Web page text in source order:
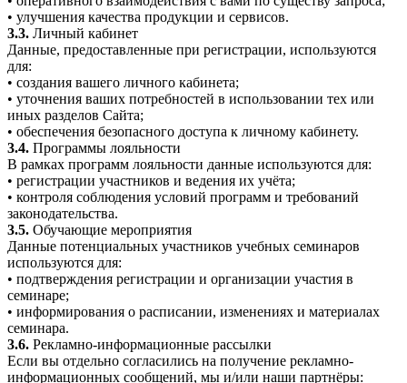
• улучшения качества продукции и сервисов.
3.3. Личный кабинет
Данные, предоставленные при регистрации, используются
для:
• создания вашего личного кабинета;
• уточнения ваших потребностей в использовании тех или
иных разделов Сайта;
• обеспечения безопасного доступа к личному кабинету.
3.4. Программы лояльности
В рамках программ лояльности данные используются для:
• регистрации участников и ведения их учёта;
• контроля соблюдения условий программ и требований
законодательства.
3.5. Обучающие мероприятия
Данные потенциальных участников учебных семинаров
используются для:
• подтверждения регистрации и организации участия в
семинаре;
• информирования о расписании, изменениях и материалах
семинара.
3.6. Рекламно-информационные рассылки
Если вы отдельно согласились на получение рекламно-
информационных сообщений, мы и/или наши партнёры: